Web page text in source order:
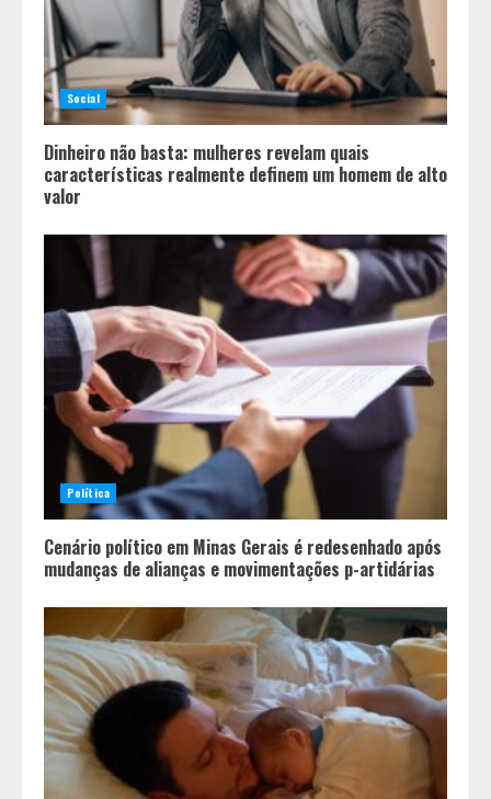
Social
Dinheiro não basta: mulheres revelam quais
características realmente definem um homem de alto
valor
Política
Cenário político em Minas Gerais é redesenhado após
mudanças de alianças e movimentações p-artidárias